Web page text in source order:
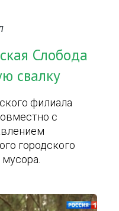
Слобода
свалку
филиала
с
городского